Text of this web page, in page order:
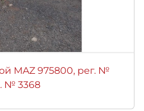
MAZ 975800, рег. №
№ 3368